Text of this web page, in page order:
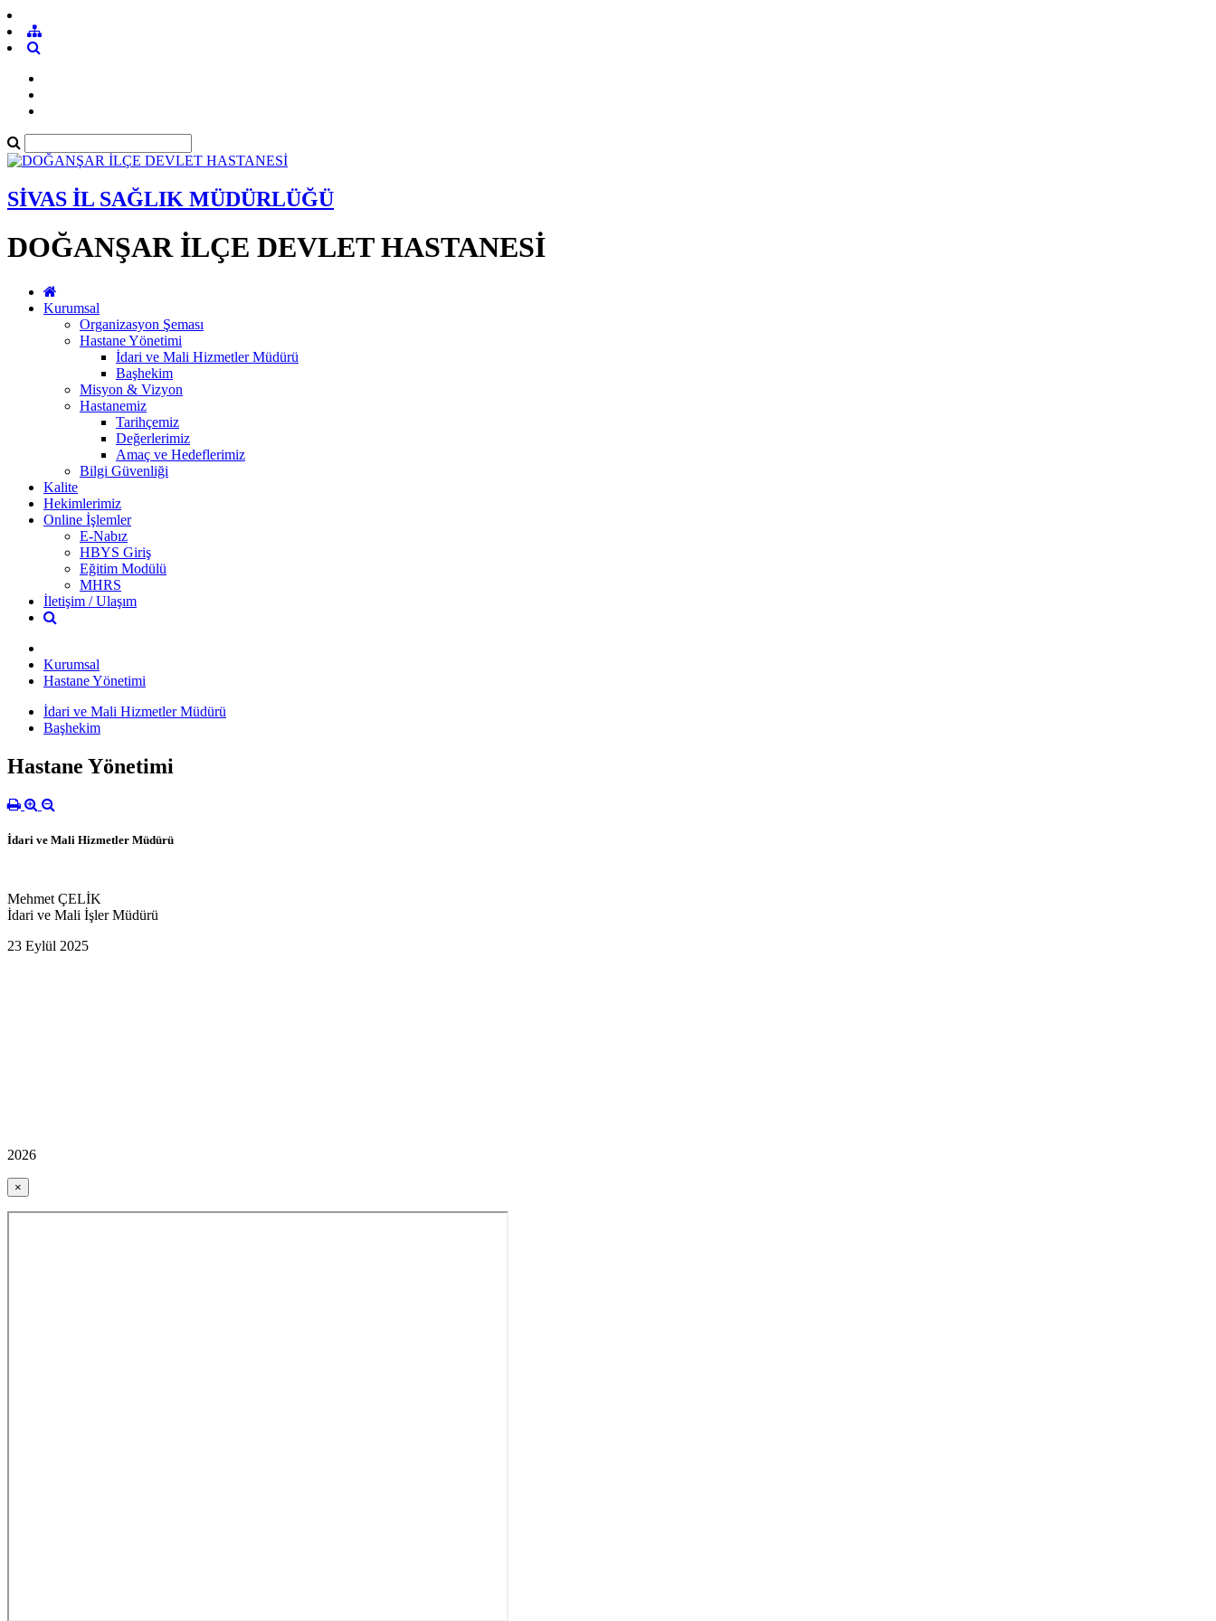
SİVAS İL SAĞLIK MÜDÜRLÜĞÜ
DOĞANŞAR İLÇE DEVLET HASTANESİ
Kurumsal
Organizasyon Şeması
Hastane Yönetimi
İdari ve Mali Hizmetler Müdürü
Başhekim
Misyon & Vizyon
Hastanemiz
Tarihçemiz
Değerlerimiz
Amaç ve Hedeflerimiz
Bilgi Güvenliği
Kalite
Hekimlerimiz
Online İşlemler
E-Nabız
HBYS Giriş
Eğitim Modülü
MHRS
İletişim / Ulaşım
Kurumsal
Hastane Yönetimi
İdari ve Mali Hizmetler Müdürü
Başhekim
Hastane Yönetimi
İdari ve Mali Hizmetler Müdürü
Mehmet ÇELİK
İdari ve Mali İşler Müdürü
23 Eylül 2025
2026
×